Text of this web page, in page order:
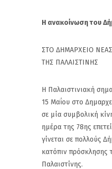
Η ανακοίνωση του
ΣΤΟ ΔΗΜΑΡΧΕΙΟ
ΤΗΣ ΠΑΛΑΙΣΤΙΝΗΣ
Η Παλαιστινιακή
15 Μαΐου στο
σε μία συμβολική
ημέρα της 78ης
γίνεται σε πολλούς
κατόπιν πρόσκλησης
Παλαιστίνης.